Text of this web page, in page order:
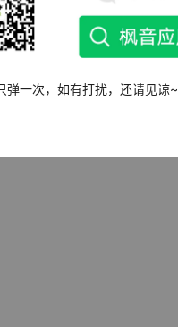
弹一次，如有打扰，还请见谅~